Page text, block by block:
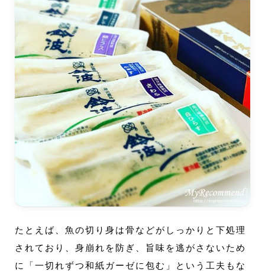
たとえば、魚の切り身は骨などがしっかりと下処理
されており、身崩れを防ぎ、旨味を逃がさないため
に「一切れずつ和紙ガーゼに包む」という工夫もな